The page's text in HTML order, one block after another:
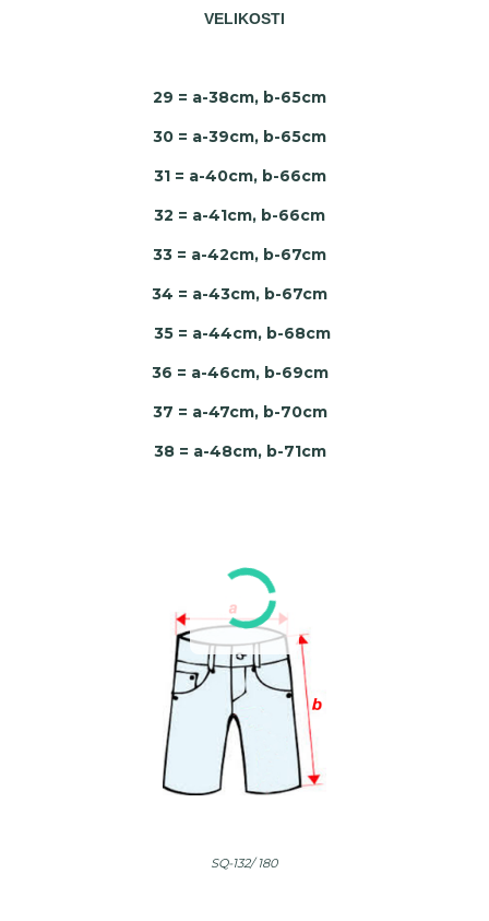
VELIKOSTI
29 = a-38cm, b-65cm
30 = a-39cm, b-65cm
31 = a-40cm, b-66cm
32 = a-41cm, b-66cm
33 = a-42cm, b-67cm
34 = a-43cm, b-67cm
35 = a-44cm, b-68cm
36 = a-46cm, b-69cm
37 = a-47cm, b-70cm
38 = a-48cm, b-71cm
SQ-132/ 180